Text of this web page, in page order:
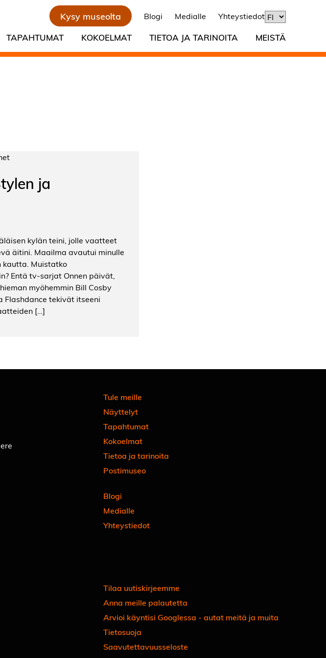
Kysy museolta Blogi Medialle Yhteystiedot
TAPAHTUMAT KOKOELMAT TIETOA JA TARINOITA MEISTÄ
ja
kylän teini, jolle vaatteet
äitini. Maailma avautui minulle
kautta. Muistatko
Entä tv-sarjat Onnen päivät,
myöhemmin Bill Cosby
Flashdance tekivät itseeni
[…]
Tule meille
Näyttelyt
Tapahtumat
Kokoelmat
Tietoa ja tarinoita
Postimuseo
Blogi
Medialle
Yhteystiedot
Tilaa uutiskirjeemme
Anna meille palautetta
Arvioi käyntisi Googlessa - autat meitä ja muita
Tietosuoja
Saavutettavuusseloste